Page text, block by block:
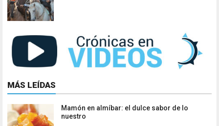
MÁS LEÍDAS
Mamón en almíbar: el dulce sabor de lo
nuestro